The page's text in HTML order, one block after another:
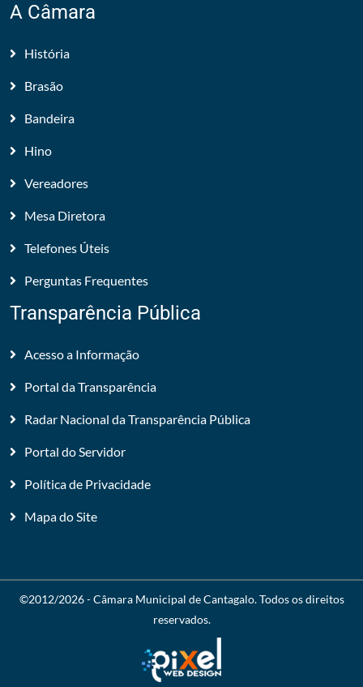
A Câmara
História
Brasão
Bandeira
Hino
Vereadores
Mesa Diretora
Telefones Úteis
Perguntas Frequentes
Transparência Pública
Acesso a Informação
Portal da Transparência
Radar Nacional da Transparência Pública
Portal do Servidor
Política de Privacidade
Mapa do Site
©2012/2026 -Câmara Municipal de Cantagalo. Todos os direitos
reservados.